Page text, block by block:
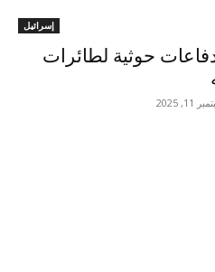
إسرائيل
حوثية لطائرات
11, 2025